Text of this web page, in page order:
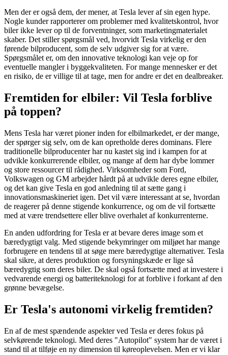
Men der er også dem, der mener, at Tesla lever af sin egen hype.
Nogle kunder rapporterer om problemer med kvalitetskontrol, hvor
biler ikke lever op til de forventninger, som marketingmaterialet
skaber. Det stiller spørgsmål ved, hvorvidt Tesla virkelig er den
førende bilproducent, som de selv udgiver sig for at være.
Spørgsmålet er, om den innovative teknologi kan veje op for
eventuelle mangler i byggekvaliteten. For mange mennesker er det
en risiko, de er villige til at tage, men for andre er det en dealbreaker.
Fremtiden for elbiler: Vil Tesla forblive
på toppen?
Mens Tesla har været pioner inden for elbilmarkedet, er der mange,
der spørger sig selv, om de kan opretholde deres dominans. Flere
traditionelle bilproducenter har nu kastet sig ind i kampen for at
udvikle konkurrerende elbiler, og mange af dem har dybe lommer
og store ressourcer til rådighed. Virksomheder som Ford,
Volkswagen og GM arbejder hårdt på at udvikle deres egne elbiler,
og det kan give Tesla en god anledning til at sætte gang i
innovationsmaskineriet igen. Det vil være interessant at se, hvordan
de reagerer på denne stigende konkurrence, og om de vil fortsætte
med at være trendsettere eller blive overhalet af konkurrenterne.
En anden udfordring for Tesla er at bevare deres image som et
bæredygtigt valg. Med stigende bekymringer om miljøet har mange
forbrugere en tendens til at søge mere bæredygtige alternativer. Tesla
skal sikre, at deres produktion og forsyningskæde er lige så
bæredygtig som deres biler. De skal også fortsætte med at investere i
vedvarende energi og batteriteknologi for at forblive i forkant af den
grønne bevægelse.
Er Tesla's autonomi virkelig fremtiden?
En af de mest spændende aspekter ved Tesla er deres fokus på
selvkørende teknologi. Med deres "Autopilot" system har de været i
stand til at tilføje en ny dimension til køreoplevelsen. Men er vi klar